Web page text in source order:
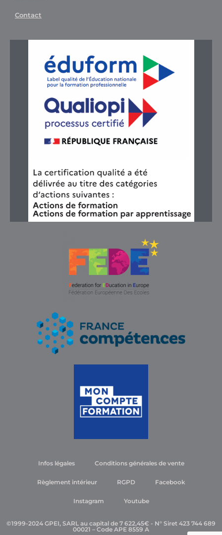
Contact
Infos légales Conditions générales de vente
Règlement intérieur RGPD Facebook
Instagram Youtube
©1999-2024 GPEI, SARL au capital de 7 622,45€ - N° Siret 423 744 689
00021 – Code APE 8559 A